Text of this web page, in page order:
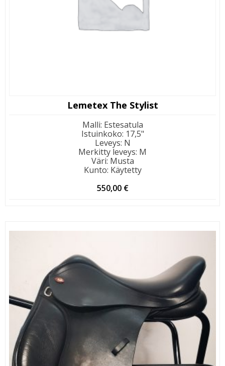
Lemetex The Stylist
Malli: Estesatula
Istuinkoko: 17,5"
Leveys: N
Merkitty leveys: M
Väri: Musta
Kunto: Käytetty
550,00 €